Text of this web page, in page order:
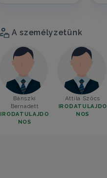
A személyzetünk
Bánszki
Bernadett
IRODATULAJDO
NOS
Attila Szőcs
IRODATULAJDO
NOS